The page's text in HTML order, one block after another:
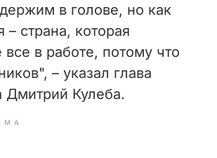
в голове, но как
страна, которая
в работе, потому что
– указал глава
Дмитрий Кулеба.